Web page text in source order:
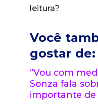
leitura?
Você
gostar de:
“Vou com
Sonza fala
importante de